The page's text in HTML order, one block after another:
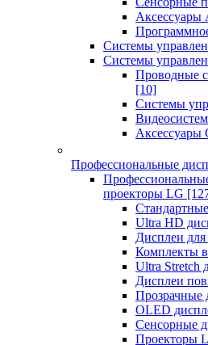
Аксессуары
Системы
Системы
Проводные
[10]
Системы
Аксессуары
Профессиональные
проекторы LG
Ultra HD
Дисплеи
Комплекты
Ultra Stretch
Дисплеи
Прозрачные
OLED
Сенсорные
Проекторы